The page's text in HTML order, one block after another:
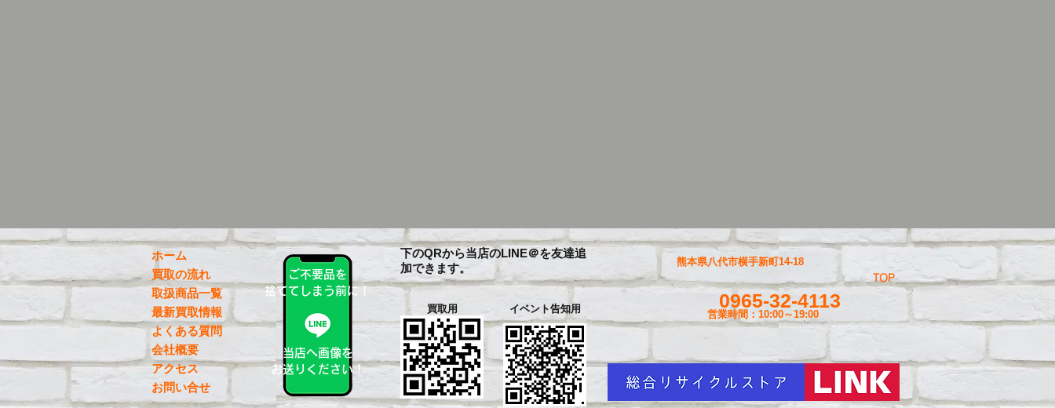
ホーム
買取の流れ
取扱商品一覧
最新買取情報
よくある質問
会社概要
アクセス
お問い合せ
ご不要品を
捨ててしまう前に！
当店へ画像を
お送りください！
下のQRから当店のLINE＠を友達追
加できます。
買取用 イベント告知用
TOP
0965-32-4113
営業時間：10:00～19:00
熊本県八代市横手新町14-18